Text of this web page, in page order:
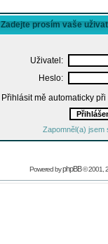
Zadejte prosím vaše
Uživatel:
Heslo:
Přihlásit mě automaticky
Zapomněl(a) jsem
Powered byphpBB© 2001,